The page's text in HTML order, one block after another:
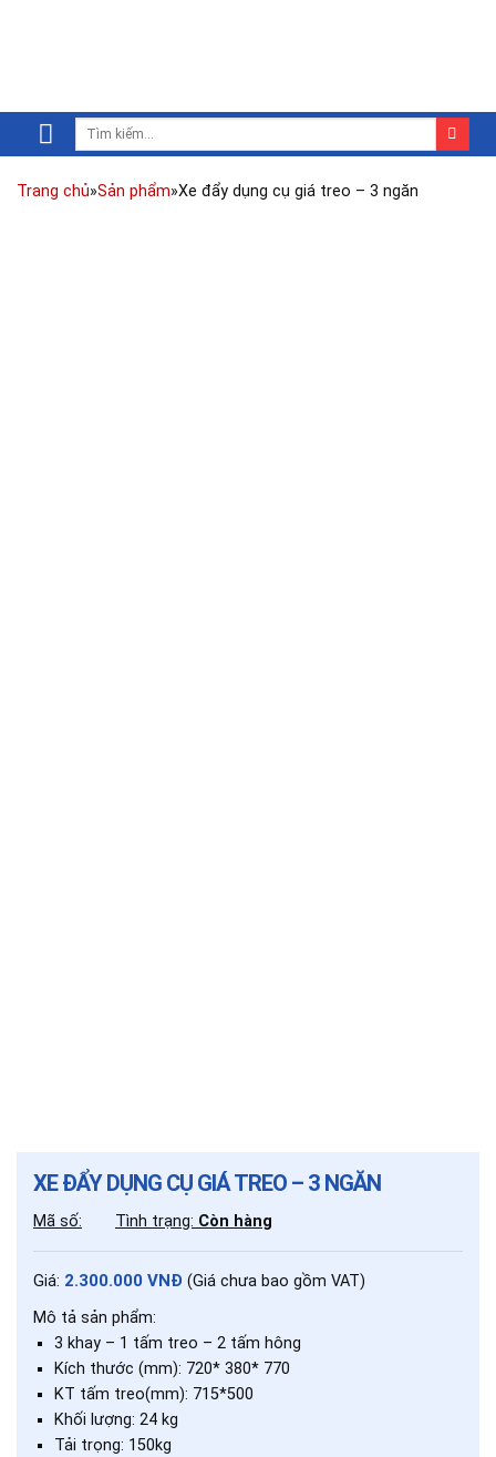
Trang chủ»Sản phẩm»Xe đẩy dụng cụ giá treo – 3 ngăn
XE ĐẨY DỤNG CỤ GIÁ TREO – 3 NGĂN
Mã số: Tình trạng: Còn hàng
Giá: 2.300.000 VNĐ (Giá chưa bao gồm VAT)
Mô tả sản phẩm:
3 khay – 1 tấm treo – 2 tấm hông
Kích thước (mm): 720* 380* 770
KT tấm treo(mm): 715*500
Khối lượng: 24 kg
Tải trọng: 150kg